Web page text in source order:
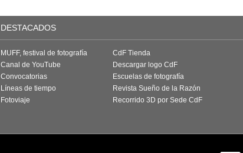
DESTACADOS
MUFF, festival de fotografía
Canal de YouTube
Convocatorias
Líneas de tiempo
Fotoviaje
CdF Tienda
Descargar logo CdF
Escuelas de fotografía
Revista Sueño de la Razón
Recorrido 3D por Sede CdF